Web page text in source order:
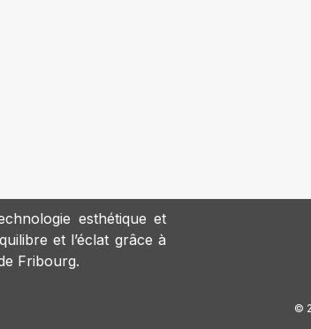
esthétique et
et l’éclat grâce à
Fribourg.
©